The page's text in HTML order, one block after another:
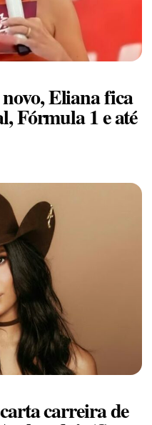
Eliana fica
Fórmula 1 e até
carreira de